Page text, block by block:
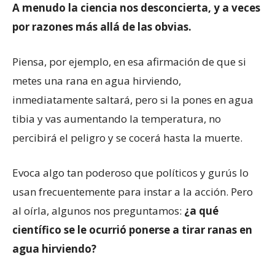
A menudo la ciencia nos desconcierta, y a veces
por razones más allá de las obvias.
Piensa, por ejemplo, en esa afirmación de que si
metes una rana en agua hirviendo,
inmediatamente saltará, pero si la pones en agua
tibia y vas aumentando la temperatura, no
percibirá el peligro y se cocerá hasta la muerte.
Evoca algo tan poderoso que políticos y gurús lo
usan frecuentemente para instar a la acción. Pero
al oírla, algunos nos preguntamos: ¿a qué
científico se le ocurrió ponerse a tirar ranas en
agua hirviendo?